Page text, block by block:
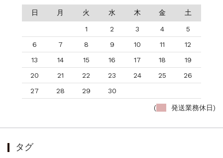
日 月 火 水 木 金 土
1 2 3 4
5
6
7 8 9 10 11
12
13
14 15 16 17 18
19
20
21 22 23 24 25
26
27
28 29 30
( 発送業務休日)
タグ